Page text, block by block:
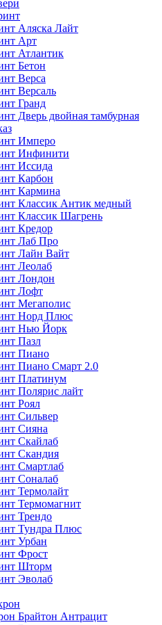
Аляска Лайт
Арт
Атлантик
Бетон
Верса
Версаль
Гранд
Дверь двойная тамбурная
Имперо
Инфинити
Иссида
Карбон
Кармина
Классик Антик медный
Классик Шагрень
Кредор
Лаб Про
Лайн Вайт
Леолаб
Лондон
Лофт
Мегаполис
Норд Плюс
Нью Йорк
Пазл
Пиано
Пиано Смарт 2.0
Платинум
Полярис лайт
Роял
Сильвер
Сияна
Скайлаб
Скандия
Смартлаб
Соналаб
Термолайт
Термомагнит
Трендо
Тундра Плюс
Урбан
Фрост
Шторм
Эволаб
Брайтон Антрацит